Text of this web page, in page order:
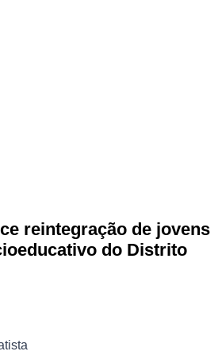
reintegração de jovens
do Distrito